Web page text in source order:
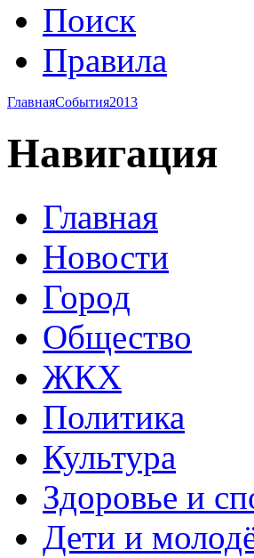
Поиск
Правила
ГлавнаяСобытия2013
Навигация
Главная
Новости
Город
Общество
ЖКХ
Политика
Культура
Здоровье и
Дети и